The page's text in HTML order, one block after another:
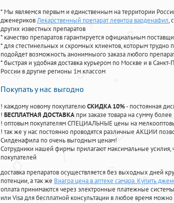
* Мы являемся первым и единственным на территории
дженериковЛекарственный препарат левитра варденафил,
других известных препаратов
* качество препаратов гарантируется официальным
* для стестинельных и скромных клиентов, которым трудно
подойдет возможность анонимныого заказа любого
* быстрая и удобная доставка курьером по Москве и в
России в другие регионы 1м классом
Покупать у нас выгодно
! каждому новому покупателюСКИДКА 10%- постоянная
! БЕСПЛАТНАЯ ДОСТАВКА при заказе товара на сумму
! оптовым покупателям СПЕЦИАЛЬНЫЕ цены на
! так же у нас постоянно проводятся различные АКЦИИ
Силденафила по очень выгодным ценам!
Cотрудники нашей фирмы прилагают максимальные
покупателей
доставка препаратов осуществляется без выходных дней
потенции, а так же Виагра цена в аптеке самара. Купить
оплата принимаются через электронные платежные
или Visa для бесплатной консультации в любое время можно